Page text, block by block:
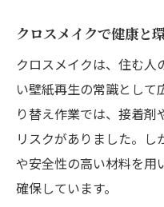
クロスメイクで健康と
クロスメイクは、住む人
い壁紙再生の常識として
り替え作業では、接着剤
リスクがありました。
や安全性の高い材料を用
確保しています。